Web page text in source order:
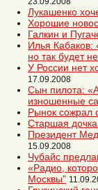
Лукашенко
Хорошие
Галкин и
Илья Кабаков:
но так будет
У России нет
17.09.2008
Сын пилота:
изношенные
Рынок сожрал
Старшая
Президент
15.09.2008
Чубайс
«Радио,
Москвы"